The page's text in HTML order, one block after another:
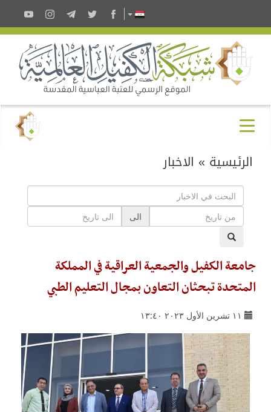
الرئيسية » الاخبار
الى
جامعة الكفيل والجمعية العراقية في المملكة
المتحدة تبحثان التعاون بمجال التعليم الطبي
١١ تشرين الأول ٢٠٢٣ ١٣:٤٠